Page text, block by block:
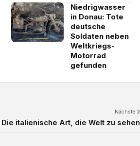
Niedrigwasser
in Donau: Tote
deutsche
Soldaten neben
Weltkriegs-
Motorrad
gefunden
Nächste
Die italienische Art, die Welt zu sehen